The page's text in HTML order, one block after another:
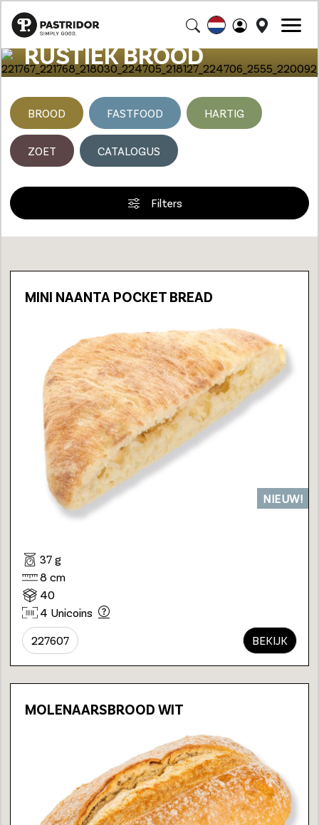
RUSTIEK BROOD
BROOD FASTFOOD HARTIG
ZOET CATALOGUS
Filters
MINI NAANTA POCKET BREAD
NIEUW!
37 g
8 cm
40
4 Unicoins
227607 BEKIJK
MOLENAARSBROOD WIT